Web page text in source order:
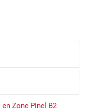
Zone Pinel B2